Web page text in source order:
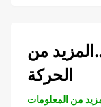
من
الحركة
من المعلومات